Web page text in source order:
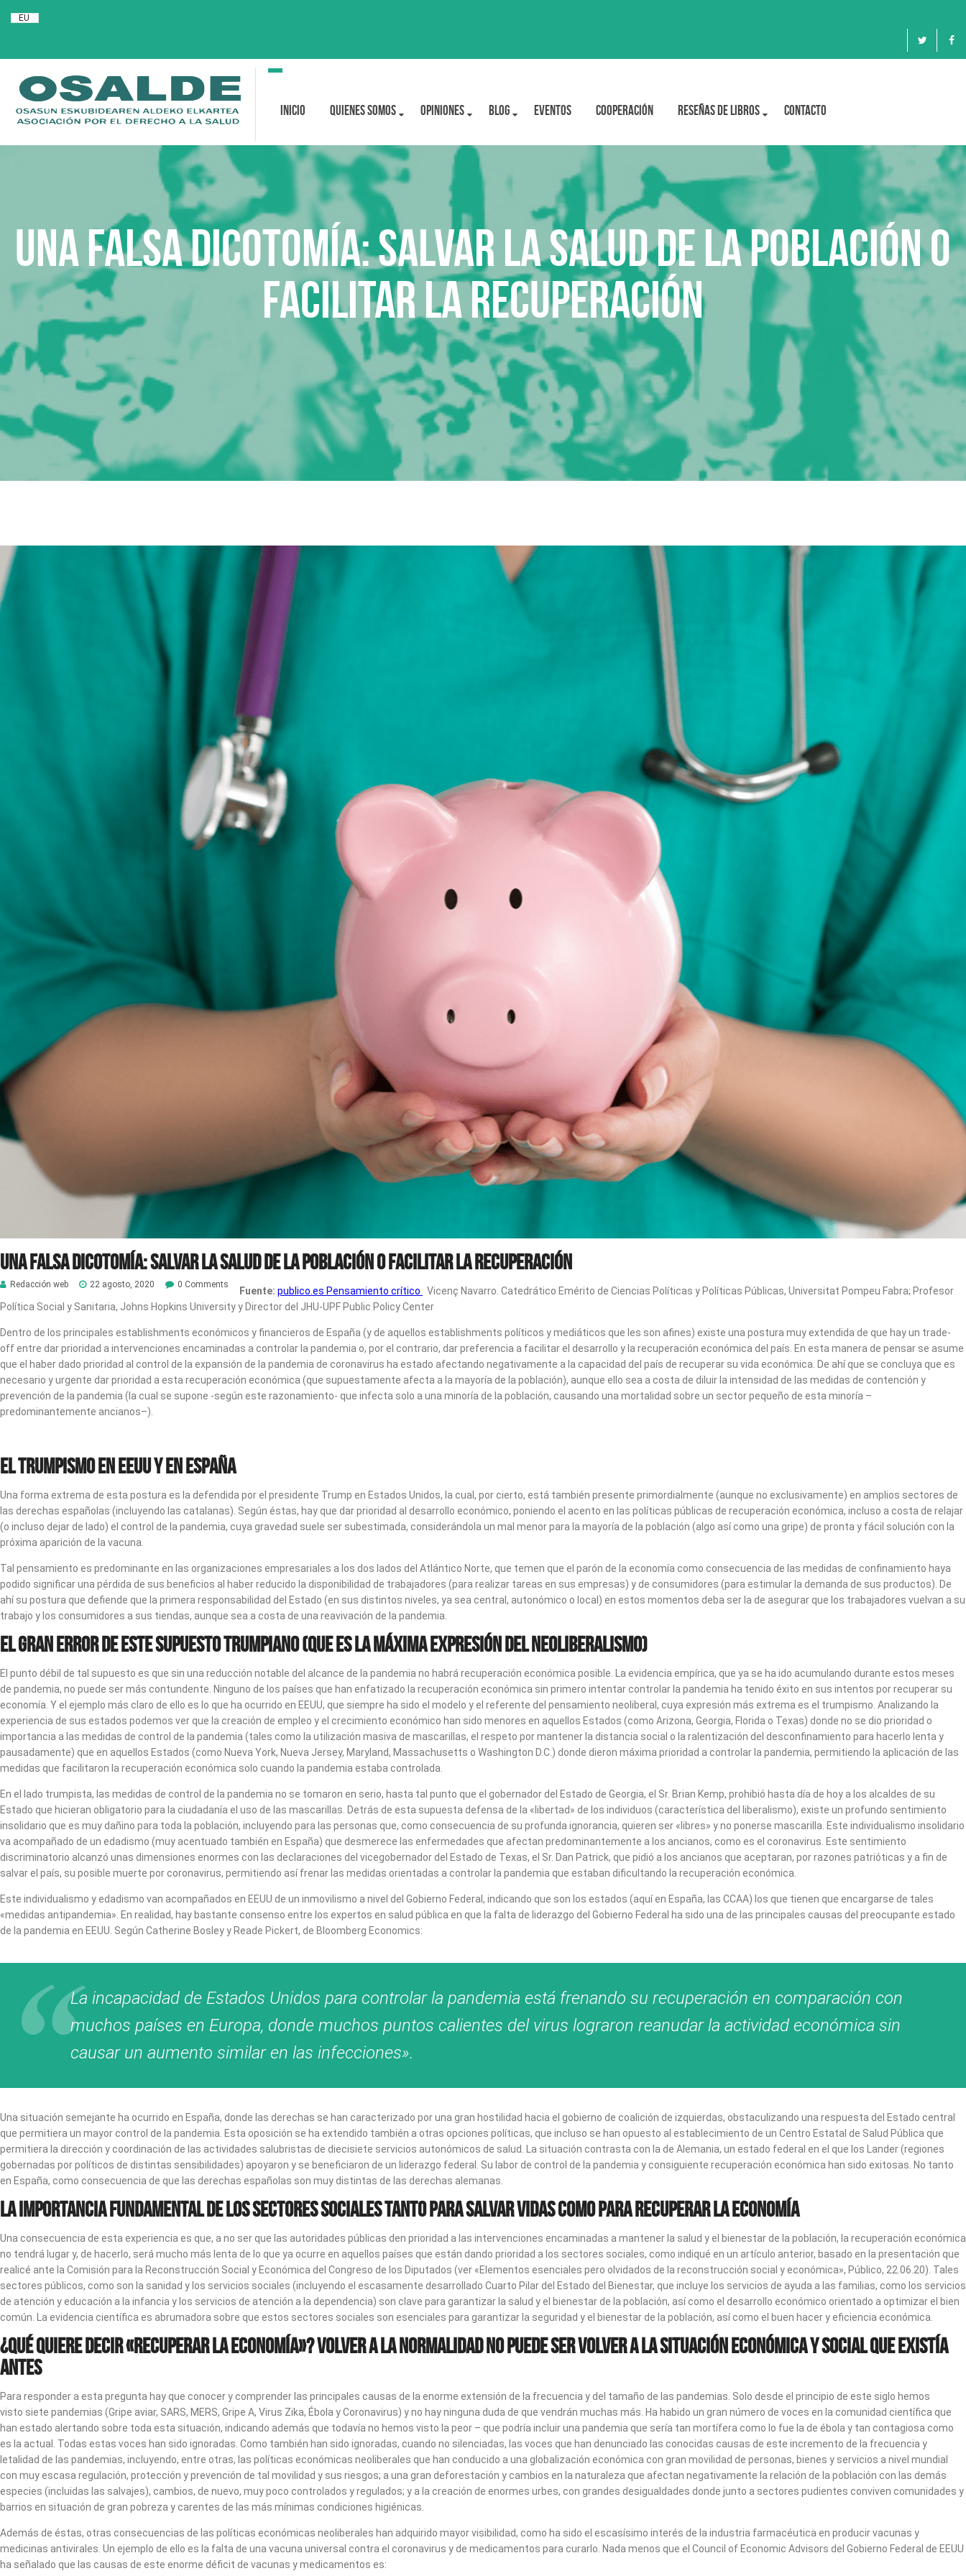
EU
Toggle
Inicio Quienes Somos OPINIONES BLOG Eventos Cooperación Reseñas de libros Contacto
Una falsa dicotomía: salvar la salud de la población o
facilitar la recuperación
Una falsa dicotomía: salvar la salud de la población o facilitar la recuperación
Redacción web 22 agosto, 2020 0 Comments
Fuente: publico.es Pensamiento crítico
Vicenç Navarro. Catedrático Emérito de Ciencias Políticas y Políticas Públicas, Universitat Pompeu Fabra; Profesor
Política Social y Sanitaria, Johns Hopkins University y Director del JHU-UPF Public Policy Center
Dentro de los principales establishments económicos y financieros de España (y de aquellos establishments políticos y mediáticos que les son afines) existe una postura muy extendida de que hay un trade-
off entre dar prioridad a intervenciones encaminadas a controlar la pandemia o, por el contrario, dar preferencia a facilitar el desarrollo y la recuperación económica del país. En esta manera de pensar se asume
que el haber dado prioridad al control de la expansión de la pandemia de coronavirus ha estado afectando negativamente a la capacidad del país de recuperar su vida económica. De ahí que se concluya que es
necesario y urgente dar prioridad a esta recuperación económica (que supuestamente afecta a la mayoría de la población), aunque ello sea a costa de diluir la intensidad de las medidas de contención y
prevención de la pandemia (la cual se supone -según este razonamiento- que infecta solo a una minoría de la población, causando una mortalidad sobre un sector pequeño de esta minoría –
predominantemente ancianos–).
El trumpismo en EEUU y en España
Una forma extrema de esta postura es la defendida por el presidente Trump en Estados Unidos, la cual, por cierto, está también presente primordialmente (aunque no exclusivamente) en amplios sectores de
las derechas españolas (incluyendo las catalanas). Según éstas, hay que dar prioridad al desarrollo económico, poniendo el acento en las políticas públicas de recuperación económica, incluso a costa de relajar
(o incluso dejar de lado) el control de la pandemia, cuya gravedad suele ser subestimada, considerándola un mal menor para la mayoría de la población (algo así como una gripe) de pronta y fácil solución con la
próxima aparición de la vacuna.
Tal pensamiento es predominante en las organizaciones empresariales a los dos lados del Atlántico Norte, que temen que el parón de la economía como consecuencia de las medidas de confinamiento haya
podido significar una pérdida de sus beneficios al haber reducido la disponibilidad de trabajadores (para realizar tareas en sus empresas) y de consumidores (para estimular la demanda de sus productos). De
ahí su postura que defiende que la primera responsabilidad del Estado (en sus distintos niveles, ya sea central, autonómico o local) en estos momentos deba ser la de asegurar que los trabajadores vuelvan a su
trabajo y los consumidores a sus tiendas, aunque sea a costa de una reavivación de la pandemia.
El gran error de este supuesto trumpiano (que es la máxima expresión del neoliberalismo)
El punto débil de tal supuesto es que sin una reducción notable del alcance de la pandemia no habrá recuperación económica posible. La evidencia empírica, que ya se ha ido acumulando durante estos meses
de pandemia, no puede ser más contundente. Ninguno de los países que han enfatizado la recuperación económica sin primero intentar controlar la pandemia ha tenido éxito en sus intentos por recuperar su
economía. Y el ejemplo más claro de ello es lo que ha ocurrido en EEUU, que siempre ha sido el modelo y el referente del pensamiento neoliberal, cuya expresión más extrema es el trumpismo. Analizando la
experiencia de sus estados podemos ver que la creación de empleo y el crecimiento económico han sido menores en aquellos Estados (como Arizona, Georgia, Florida o Texas) donde no se dio prioridad o
importancia a las medidas de control de la pandemia (tales como la utilización masiva de mascarillas, el respeto por mantener la distancia social o la ralentización del desconfinamiento para hacerlo lenta y
pausadamente) que en aquellos Estados (como Nueva York, Nueva Jersey, Maryland, Massachusetts o Washington D.C.) donde dieron máxima prioridad a controlar la pandemia, permitiendo la aplicación de las
medidas que facilitaron la recuperación económica solo cuando la pandemia estaba controlada.
En el lado trumpista, las medidas de control de la pandemia no se tomaron en serio, hasta tal punto que el gobernador del Estado de Georgia, el Sr. Brian Kemp, prohibió hasta día de hoy a los alcaldes de su
Estado que hicieran obligatorio para la ciudadanía el uso de las mascarillas. Detrás de esta supuesta defensa de la «libertad» de los individuos (característica del liberalismo), existe un profundo sentimiento
insolidario que es muy dañino para toda la población, incluyendo para las personas que, como consecuencia de su profunda ignorancia, quieren ser «libres» y no ponerse mascarilla. Este individualismo insolidario
va acompañado de un edadismo (muy acentuado también en España) que desmerece las enfermedades que afectan predominantemente a los ancianos, como es el coronavirus. Este sentimiento
discriminatorio alcanzó unas dimensiones enormes con las declaraciones del vicegobernador del Estado de Texas, el Sr. Dan Patrick, que pidió a los ancianos que aceptaran, por razones patrióticas y a fin de
salvar el país, su posible muerte por coronavirus, permitiendo así frenar las medidas orientadas a controlar la pandemia que estaban dificultando la recuperación económica.
Este individualismo y edadismo van acompañados en EEUU de un inmovilismo a nivel del Gobierno Federal, indicando que son los estados (aquí en España, las CCAA) los que tienen que encargarse de tales
«medidas antipandemia». En realidad, hay bastante consenso entre los expertos en salud pública en que la falta de liderazgo del Gobierno Federal ha sido una de las principales causas del preocupante estado
de la pandemia en EEUU. Según Catherine Bosley y Reade Pickert, de Bloomberg Economics:
La incapacidad de Estados Unidos para controlar la pandemia está frenando su recuperación en comparación con
muchos países en Europa, donde muchos puntos calientes del virus lograron reanudar la actividad económica sin
causar un aumento similar en las infecciones».
Una situación semejante ha ocurrido en España, donde las derechas se han caracterizado por una gran hostilidad hacia el gobierno de coalición de izquierdas, obstaculizando una respuesta del Estado central
que permitiera un mayor control de la pandemia. Esta oposición se ha extendido también a otras opciones políticas, que incluso se han opuesto al establecimiento de un Centro Estatal de Salud Pública que
permitiera la dirección y coordinación de las actividades salubristas de diecisiete servicios autonómicos de salud. La situación contrasta con la de Alemania, un estado federal en el que los Lander (regiones
gobernadas por políticos de distintas sensibilidades) apoyaron y se beneficiaron de un liderazgo federal. Su labor de control de la pandemia y consiguiente recuperación económica han sido exitosas. No tanto
en España, como consecuencia de que las derechas españolas son muy distintas de las derechas alemanas.
La importancia fundamental de los sectores sociales tanto para salvar vidas como para recuperar la economía
Una consecuencia de esta experiencia es que, a no ser que las autoridades públicas den prioridad a las intervenciones encaminadas a mantener la salud y el bienestar de la población, la recuperación económica
no tendrá lugar y, de hacerlo, será mucho más lenta de lo que ya ocurre en aquellos países que están dando prioridad a los sectores sociales, como indiqué en un artículo anterior, basado en la presentación que
realicé ante la Comisión para la Reconstrucción Social y Económica del Congreso de los Diputados (ver «Elementos esenciales pero olvidados de la reconstrucción social y económica», Público, 22.06.20). Tales
sectores públicos, como son la sanidad y los servicios sociales (incluyendo el escasamente desarrollado Cuarto Pilar del Estado del Bienestar, que incluye los servicios de ayuda a las familias, como los servicios
de atención y educación a la infancia y los servicios de atención a la dependencia) son clave para garantizar la salud y el bienestar de la población, así como el desarrollo económico orientado a optimizar el bien
común. La evidencia científica es abrumadora sobre que estos sectores sociales son esenciales para garantizar la seguridad y el bienestar de la población, así como el buen hacer y eficiencia económica.
¿Qué quiere decir «recuperar la economía»? Volver a la normalidad no puede ser volver a la situación económica y social que existía
antes
Para responder a esta pregunta hay que conocer y comprender las principales causas de la enorme extensión de la frecuencia y del tamaño de las pandemias. Solo desde el principio de este siglo hemos
visto siete pandemias (Gripe aviar, SARS, MERS, Gripe A, Virus Zika, Ébola y Coronavirus) y no hay ninguna duda de que vendrán muchas más. Ha habido un gran número de voces en la comunidad científica que
han estado alertando sobre toda esta situación, indicando además que todavía no hemos visto la peor – que podría incluir una pandemia que sería tan mortífera como lo fue la de ébola y tan contagiosa como
es la actual. Todas estas voces han sido ignoradas. Como también han sido ignoradas, cuando no silenciadas, las voces que han denunciado las conocidas causas de este incremento de la frecuencia y
letalidad de las pandemias, incluyendo, entre otras, las políticas económicas neoliberales que han conducido a una globalización económica con gran movilidad de personas, bienes y servicios a nivel mundial
con muy escasa regulación, protección y prevención de tal movilidad y sus riesgos; a una gran deforestación y cambios en la naturaleza que afectan negativamente la relación de la población con las demás
especies (incluidas las salvajes), cambios, de nuevo, muy poco controlados y regulados; y a la creación de enormes urbes, con grandes desigualdades donde junto a sectores pudientes conviven comunidades y
barrios en situación de gran pobreza y carentes de las más mínimas condiciones higiénicas.
Además de éstas, otras consecuencias de las políticas económicas neoliberales han adquirido mayor visibilidad, como ha sido el escasísimo interés de la industria farmacéutica en producir vacunas y
medicinas antivirales. Un ejemplo de ello es la falta de una vacuna universal contra el coronavirus y de medicamentos para curarlo. Nada menos que el Council of Economic Advisors del Gobierno Federal de EEUU
ha señalado que las causas de este enorme déficit de vacunas y medicamentos es: